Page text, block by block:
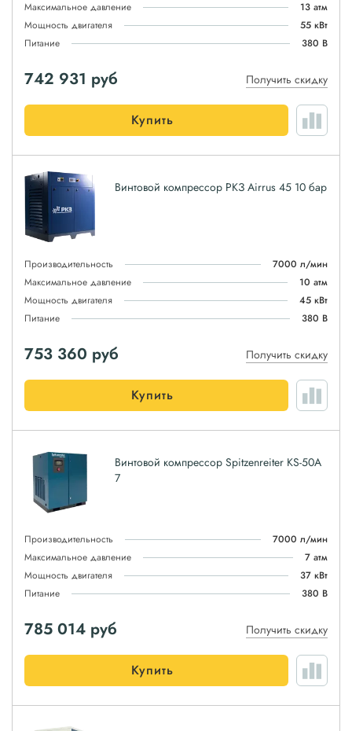
Максимальное давление
13 атм
Мощность двигателя
55 кВт
Питание
380 В
742 931 руб Получить скидку
Купить
Винтовой компрессор РКЗ Airrus 45 10 бар
Производительность
7000 л/мин
Максимальное давление
10 атм
Мощность двигателя
45 кВт
Питание
380 В
753 360 руб Получить скидку
Купить
Винтовой компрессор Spitzenreiter KS-50A
7
Производительность
7000 л/мин
Максимальное давление
7 атм
Мощность двигателя
37 кВт
Питание
380 В
785 014 руб Получить скидку
Купить